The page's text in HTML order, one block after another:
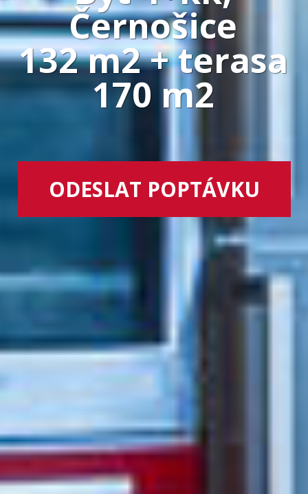
Černošice
132 m2 + terasa
170 m2
ODESLAT POPTÁVKU